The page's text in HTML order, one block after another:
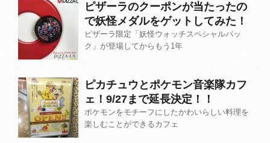
ピザーラのクーポンが当たったの
で妖怪メダルをゲットしてみた！
ピザーラ限定「妖怪ウォッチスペシャルパッ
ク」が登場してからもう1年
ピカチュウとポケモン音楽隊カフ
ェ！9/27まで延長決定！！
ポケモンをモチーフにしたかわいらしい料理を
楽しむことができるカフェ